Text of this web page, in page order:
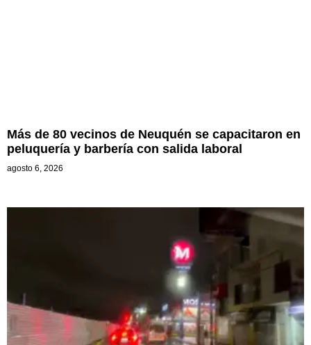
Más de 80 vecinos de Neuquén se capacitaron en
peluquería y barbería con salida laboral
agosto 6, 2026